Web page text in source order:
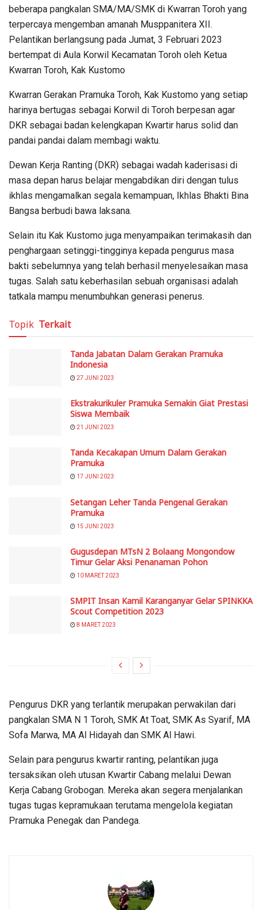
beberapa pangkalan SMA/MA/SMK di Kwarran Toroh yang
terpercaya mengemban amanah Musppanitera XII.
Pelantikan berlangsung pada Jumat, 3 Februari 2023
bertempat di Aula Korwil Kecamatan Toroh oleh Ketua
Kwarran Toroh, Kak Kustomo
Kwarran Gerakan Pramuka Toroh, Kak Kustomo yang setiap
harinya bertugas sebagai Korwil di Toroh berpesan agar
DKR sebagai badan kelengkapan Kwartir harus solid dan
pandai pandai dalam membagi waktu.
Dewan Kerja Ranting (DKR) sebagai wadah kaderisasi di
masa depan harus belajar mengabdikan diri dengan tulus
ikhlas mengamalkan segala kemampuan, Ikhlas Bhakti Bina
Bangsa berbudi bawa laksana.
Selain itu Kak Kustomo juga menyampaikan terimakasih dan
penghargaan setinggi-tingginya kepada pengurus masa
bakti sebelumnya yang telah berhasil menyelesaikan masa
tugas. Salah satu keberhasilan sebuah organisasi adalah
tatkala mampu menumbuhkan generasi penerus.
Topik Terkait
Tanda Jabatan Dalam Gerakan Pramuka
Indonesia
27 JUNI 2023
Ekstrakurikuler Pramuka Semakin Giat Prestasi
Siswa Membaik
21 JUNI 2023
Tanda Kecakapan Umum Dalam Gerakan
Pramuka
17 JUNI 2023
Setangan Leher Tanda Pengenal Gerakan
Pramuka
15 JUNI 2023
Gugusdepan MTsN 2 Bolaang Mongondow
Timur Gelar Aksi Penanaman Pohon
10 MARET 2023
SMPIT Insan Kamil Karanganyar Gelar SPINKKA
Scout Competition 2023
8 MARET 2023
Pengurus DKR yang terlantik merupakan perwakilan dari
pangkalan SMA N 1 Toroh, SMK At Toat, SMK As Syarif, MA
Sofa Marwa, MA Al Hidayah dan SMK Al Hawi.
Selain para pengurus kwartir ranting, pelantikan juga
tersaksikan oleh utusan Kwartir Cabang melalui Dewan
Kerja Cabang Grobogan. Mereka akan segera menjalankan
tugas tugas kepramukaan terutama mengelola kegiatan
Pramuka Penegak dan Pandega.